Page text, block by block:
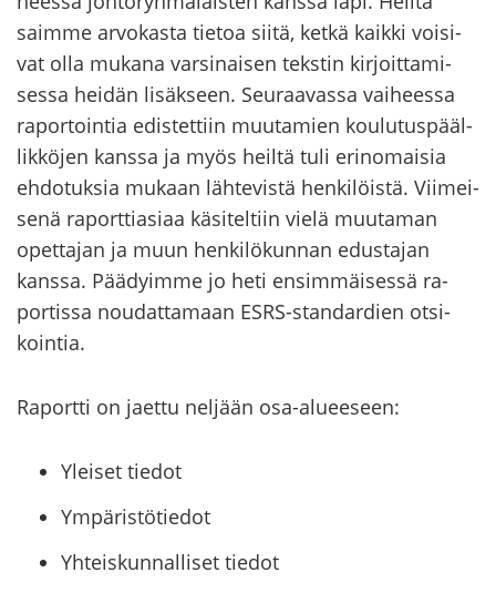
saim­me ar­vo­kas­ta tie­toa siitä, ketkä kaik­ki voi­si­
vat olla mu­ka­na var­si­nai­sen teks­tin kir­joit­ta­mi­
ses­sa hei­dän li­säk­seen. Seu­raa­vas­sa vai­hees­sa
ra­por­toin­tia edis­tet­tiin muu­ta­mien kou­lu­tus­pääl­
lik­kö­jen kans­sa ja myös heil­tä tuli erin­omai­sia
eh­do­tuk­sia mu­kaan läh­te­vis­tä hen­ki­löis­tä. Vii­mei­
se­nä ra­port­tia­si­aa kä­si­tel­tiin vielä muu­ta­man
opet­ta­jan ja muun hen­ki­lö­kun­nan edus­ta­jan
kans­sa. Pää­dyim­me jo heti en­sim­mäi­ses­sä ra­
por­tis­sa nou­dat­ta­maan ESRS-​standardien ot­si­
koin­tia.
Ra­port­ti on jaet­tu nel­jään osa-​alueeseen:
Yleiset tiedot
Ympäristötiedot
Yhteiskunnalliset tiedot